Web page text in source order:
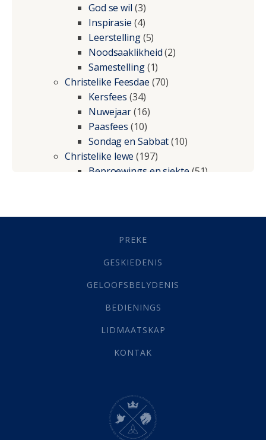
God se wil (3)
Inspirasie (4)
Leerstelling(5)
Noodsaaklikheid(2)
Samestelling(1)
Christelike Feesdae (70)
Kersfees (34)
Nuwejaar(16)
Paasfees (10)
Sondag en Sabbat(10)
Christelike lewe (197)
Beproewings en siekte(51)
Geestelike Groei(10)
(21)
Grys Areas(4)
Lewensdoel(3)
Selfondersoek(1)
Werk(22)
(142)
Hemel (31)
Israel (14)
PREKE
GESKIEDENIS
GELOOFSBELYDENIS
BEDIENINGS
LIDMAATSKAP
KONTAK